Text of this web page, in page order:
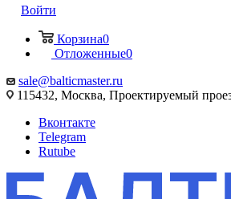
Войти
Корзина0
Отложенные0
sale@balticmaster.ru
115432, Москва, Проектируемый
Вконтакте
Telegram
Rutube